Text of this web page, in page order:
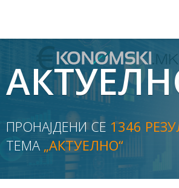
АКТУЕЛНО
ЕКОНОМИЈА
ФИНАНСИИ
БАНКАРСТВО
ЖИВОТ
ПРОНАЈДЕНИ СЕ 1346
ТЕМА „АКТУЕЛНО“